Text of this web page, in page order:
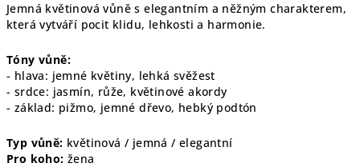
Jemná květinová vůně s elegantním a něžným charakterem,
která vytváří pocit klidu, lehkosti a harmonie.
Tóny vůně:
- hlava: jemné květiny, lehká svěžest
- srdce: jasmín, růže, květinové akordy
- základ: pižmo, jemné dřevo, hebký podtón
Typ vůně: květinová / jemná / elegantní
Pro koho: žena